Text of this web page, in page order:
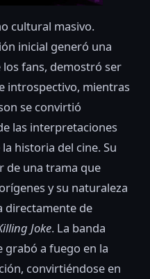
cultural masivo.
inicial generó una
fans, demostró ser
introspectivo, mientras
se convirtió
las interpretaciones
historia del cine. Su
de una trama que
y su naturaleza
directamente de
Joke. La banda
grabó a fuego en la
convirtiéndose en